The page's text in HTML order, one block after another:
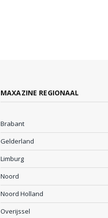
MAXAZINE REGIONAAL
Brabant
Gelderland
Limburg
Noord
Noord Holland
Overijssel